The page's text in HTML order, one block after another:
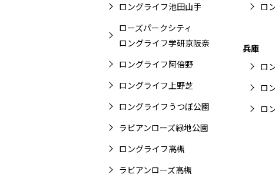
ロングライフ池田山手
ローズパークシティ
ロングライフ学研京阪奈
ロングライフ阿倍野
ロングライフ上野芝
ロングライフうつぼ公園
ラビアンローズ緑地公園
ロングライフ高槻
ラビアンローズ高槻
ロ
兵庫
ロ
ロ
ロ